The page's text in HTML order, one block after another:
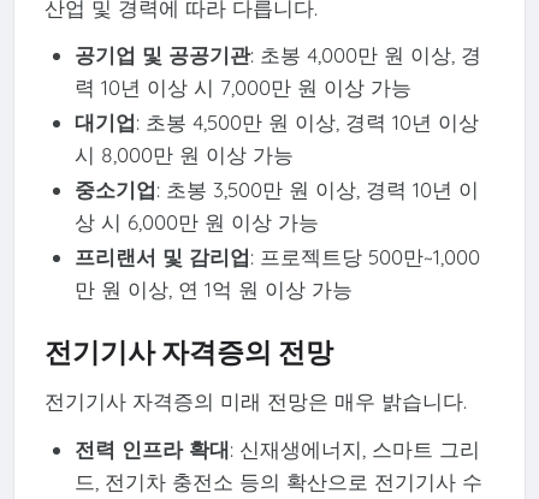
산업 및 경력에 따라 다릅니다.
공기업 및 공공기관: 초봉 4,000만 원 이상, 경
력 10년 이상 시 7,000만 원 이상 가능
대기업: 초봉 4,500만 원 이상, 경력 10년 이상
시 8,000만 원 이상 가능
중소기업: 초봉 3,500만 원 이상, 경력 10년 이
상 시 6,000만 원 이상 가능
프리랜서 및 감리업: 프로젝트당 500만~1,000
만 원 이상, 연 1억 원 이상 가능
전기기사 자격증의 전망
전기기사 자격증의 미래 전망은 매우 밝습니다.
전력 인프라 확대: 신재생에너지, 스마트 그리
드, 전기차 충전소 등의 확산으로 전기기사 수